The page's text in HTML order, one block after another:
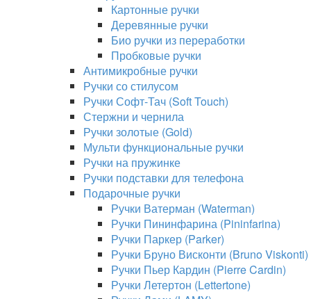
Картонные ручки
Деревянные ручки
Био ручки из переработки
Пробковые ручки
Антимикробные ручки
Ручки со стилусом
Ручки Софт-Тач (Soft Touch)
Стержни и чернила
Ручки золотые (Gold)
Мульти функциональные ручки
Ручки на пружинке
Ручки подставки для телефона
Подарочные ручки
Ручки Ватерман (Waterman)
Ручки Пининфарина (Pininfarina)
Ручки Паркер (Parker)
Ручки Бруно Висконти (Bruno Viskonti)
Ручки Пьер Кардин (Pierre Cardin)
Ручки Летертон (Lettertone)